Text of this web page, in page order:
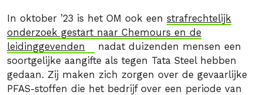
In oktober ’23 is het OM ook een strafrechtelijk
onderzoek gestart naar Chemours en de
leidinggevenden
nadat duizenden mensen een
soortgelijke aangifte als tegen Tata Steel hebben
gedaan. Zij maken zich zorgen over de gevaarlijke
PFAS-stoffen die het bedrijf over een periode van